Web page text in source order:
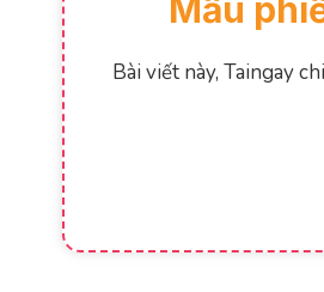
Mẫu
Bài viết này, Taingay